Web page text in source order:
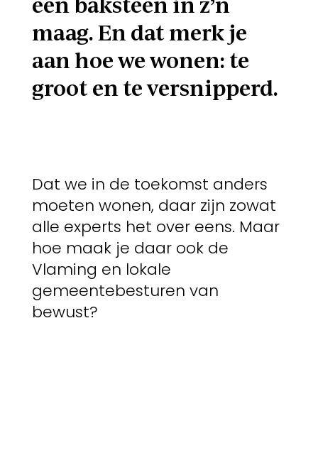
een baksteen in z’n
maag. En dat merk je
aan hoe we wonen: te
groot en te versnipperd.
Dat we in de toekomst anders
moeten wonen, daar zijn zowat
alle experts het over eens. Maar
hoe maak je daar ook de
Vlaming en lokale
gemeentebesturen van
bewust?